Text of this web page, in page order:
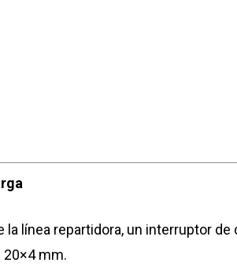
línea repartidora, un interruptor
20×4 mm.